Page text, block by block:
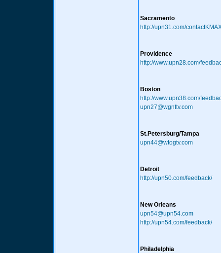
Sacramento
http://upn31.com/
Providence
http://www.upn28.com/
Boston
http://www.upn38.com/
upn27@wgnttv.com
St.Petersburg/Tampa
upn44@wtogtv.com
Detroit
http://upn50.com/feedback/
New Orleans
upn54@upn54.com
http://upn54.com/feedback/
Philadelphia